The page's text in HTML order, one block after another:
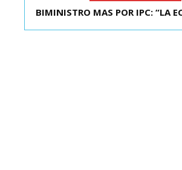
KAST SE REUNIÓ CON EL
BIMINISTRO MAS POR IPC: “LA